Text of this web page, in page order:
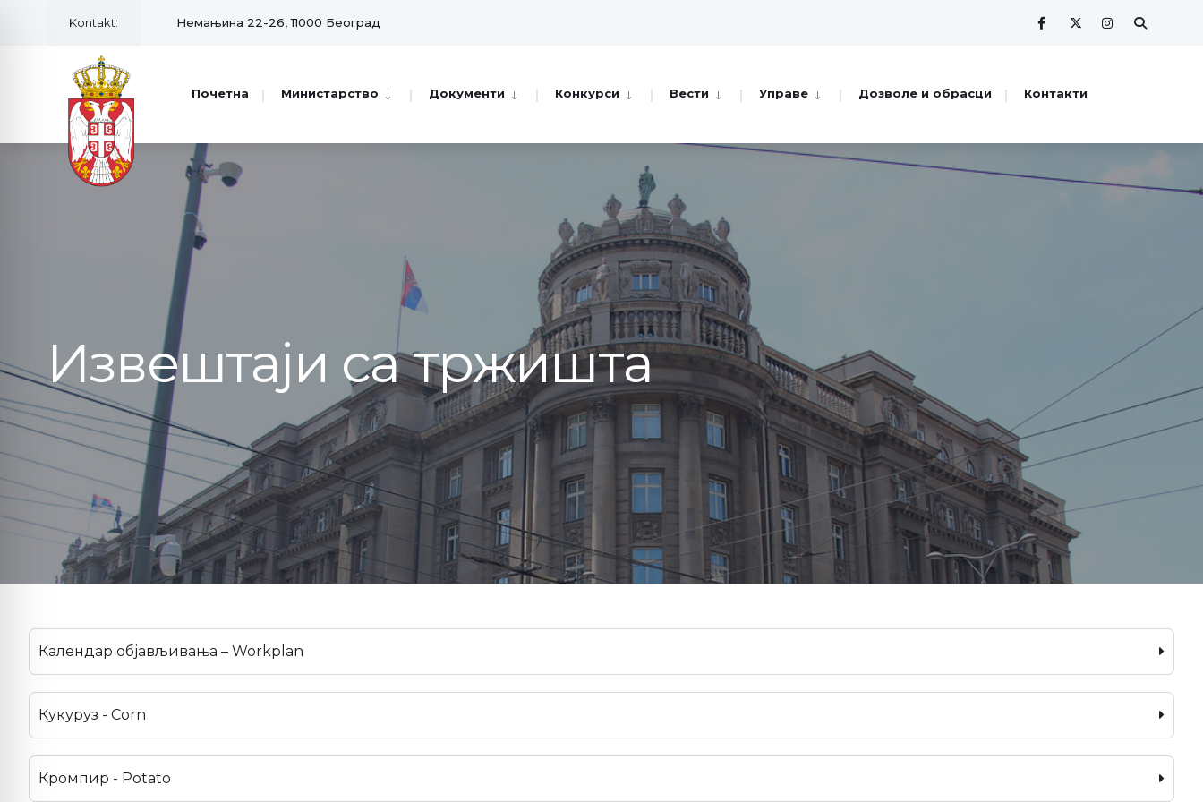
Kontakt: Немањина 22-26, 11000 Београд
Почетна Министарство Документи Конкурси Вести Управе Дозволе и обрасци Контакти
Извештаји са тржишта
Календар објављивања – Workplan
Кукуруз - Corn
Кромпир - Potato